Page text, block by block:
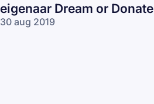
eigenaar Dream or Donate
30 aug 2019